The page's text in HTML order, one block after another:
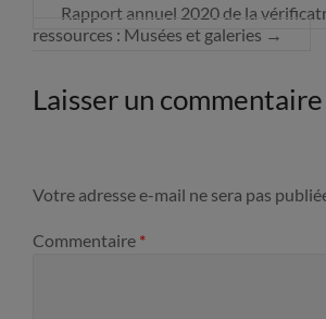
Rapport annuel 2020 de la
ressources : Musées et galeries →
Laisser un commentaire
Votre adresse e-mail ne sera pas
Commentaire *